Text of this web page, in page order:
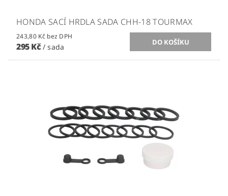
HONDA SACÍ HRDLA SADA CHH-18 TOURMAX
243,80 Kč bez DPH
295 Kč / sada